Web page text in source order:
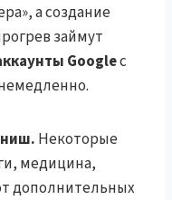
а создание
займут
Googleс
Некоторые
медицина,
дополнительных